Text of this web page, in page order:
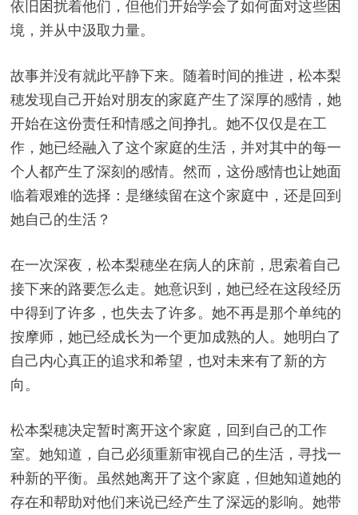
依旧困扰着他们，但他们开始学会了如何面对这些困
境，并从中汲取力量。
故事并没有就此平静下来。随着时间的推进，松本梨
穂发现自己开始对朋友的家庭产生了深厚的感情，她
开始在这份责任和情感之间挣扎。她不仅仅是在工
作，她已经融入了这个家庭的生活，并对其中的每一
个人都产生了深刻的感情。然而，这份感情也让她面
临着艰难的选择：是继续留在这个家庭中，还是回到
她自己的生活？
在一次深夜，松本梨穂坐在病人的床前，思索着自己
接下来的路要怎么走。她意识到，她已经在这段经历
中得到了许多，也失去了许多。她不再是那个单纯的
按摩师，她已经成长为一个更加成熟的人。她明白了
自己内心真正的追求和希望，也对未来有了新的方
向。
松本梨穂决定暂时离开这个家庭，回到自己的工作
室。她知道，自己必须重新审视自己的生活，寻找一
种新的平衡。虽然她离开了这个家庭，但她知道她的
存在和帮助对他们来说已经产生了深远的影响。她带